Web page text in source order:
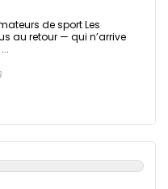
de sport Les
au retour — qui n’arrive